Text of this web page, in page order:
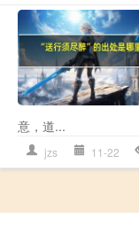
意，道...
jzs 11-22